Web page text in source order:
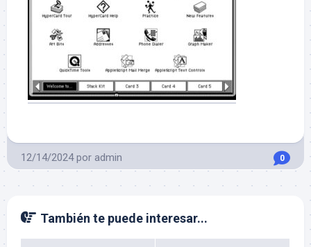
12/14/2024 por admin 0
También te puede interesar...